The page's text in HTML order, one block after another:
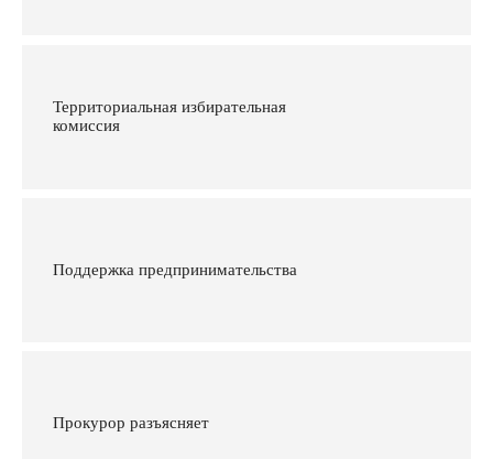
Территориальная избирательная
комиссия
Поддержка предпринимательства
Прокурор разъясняет